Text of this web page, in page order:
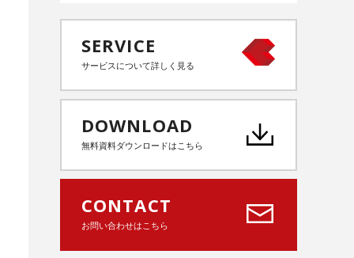
SERVICE
サービスについて詳しく見る
DOWNLOAD
無料資料ダウンロードはこちら
CONTACT
お問い合わせはこちら